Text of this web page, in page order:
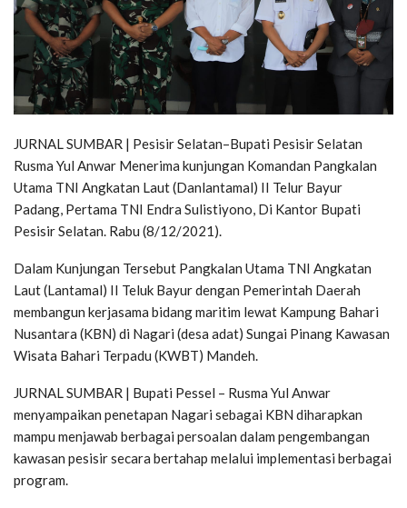
JURNAL SUMBAR | Pesisir Selatan–Bupati Pesisir Selatan
Rusma Yul Anwar Menerima kunjungan Komandan Pangkalan
Utama TNI Angkatan Laut (Danlantamal) II Telur Bayur
Padang, Pertama TNI Endra Sulistiyono, Di Kantor Bupati
Pesisir Selatan. Rabu (8/12/2021).
Dalam Kunjungan Tersebut Pangkalan Utama TNI Angkatan
Laut (Lantamal) II Teluk Bayur dengan Pemerintah Daerah
membangun kerjasama bidang maritim lewat Kampung Bahari
Nusantara (KBN) di Nagari (desa adat) Sungai Pinang Kawasan
Wisata Bahari Terpadu (KWBT) Mandeh.
JURNAL SUMBAR | Bupati Pessel – Rusma Yul Anwar
menyampaikan penetapan Nagari sebagai KBN diharapkan
mampu menjawab berbagai persoalan dalam pengembangan
kawasan pesisir secara bertahap melalui implementasi berbagai
program.